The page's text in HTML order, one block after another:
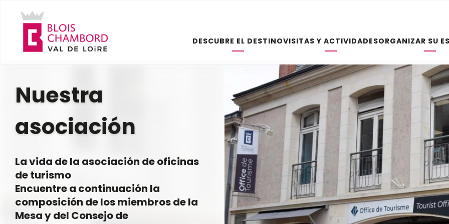
contenu
principal
DESCUBRE EL DESTINOVISITAS Y ACTIVIDADESORGANIZAR SU
Nuestra
asociación
La vida de la asociación de oficinas
de turismo
Encuentre a continuación la
composición de los miembros de la
Mesa y del Consejo de